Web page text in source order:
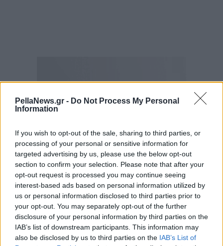
PellaNews.gr - Do Not Process My Personal
Information
If you wish to opt-out of the sale, sharing to third parties, or
processing of your personal or sensitive information for
targeted advertising by us, please use the below opt-out
section to confirm your selection. Please note that after your
opt-out request is processed you may continue seeing
interest-based ads based on personal information utilized by
us or personal information disclosed to third parties prior to
your opt-out. You may separately opt-out of the further
disclosure of your personal information by third parties on the
IAB’s list of downstream participants. This information may
also be disclosed by us to third parties on the IAB’s List of